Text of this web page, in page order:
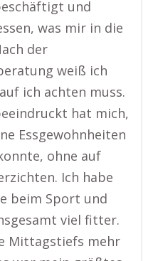
und
was mir in die
der
weiß ich
ich achten muss.
hat mich,
Essgewohnheiten
ohne auf
Ich habe
beim Sport und
viel fitter.
Mittagstiefs mehr